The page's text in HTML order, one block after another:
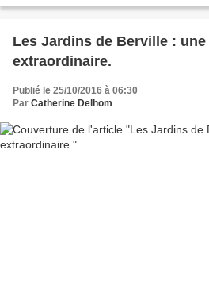
Les Jardins de Berville :
extraordinaire.
Publié le 25/10/2016 à 06:30
Par Catherine Delhom